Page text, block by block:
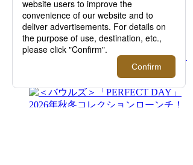
2026.08.12 - 08.25
イタリア発のウォッチブランド＜ウニマティ
ック＞がメンズ館1Fでポップアップを開催！